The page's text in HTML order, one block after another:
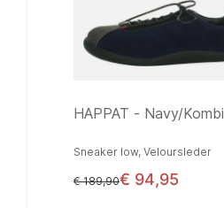
HAPPAT - Navy/Kombi
Sneaker low, Veloursleder
statt
€ 189,90€ 94,95